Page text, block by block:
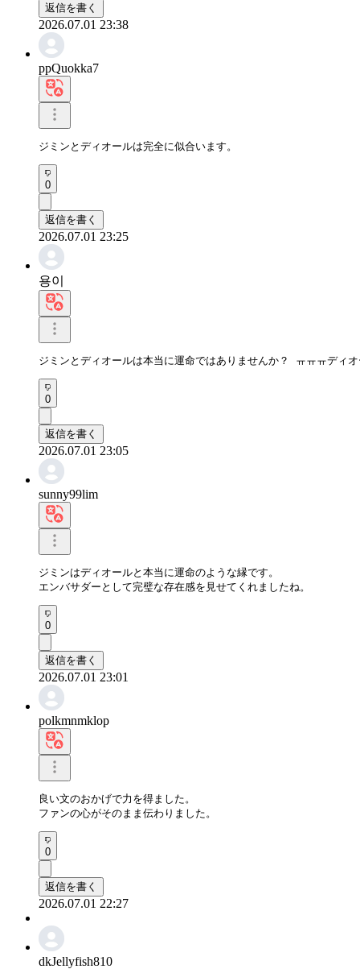
返信を書く
2026.07.01 23:38
ppQuokka7
ジミンとディオールは完全に似合います。
0
返信を書く
2026.07.01 23:25
용이
ジミンとディオールは本当に運命ではありませんか？ ㅠㅠㅠディ
0
返信を書く
2026.07.01 23:05
sunny99lim
ジミンはディオールと本当に運命のような縁です。
エンバサダーとして完璧な存在感を見せてくれましたね。
0
返信を書く
2026.07.01 23:01
polkmnmklop
良い文のおかげで力を得ました。
ファンの心がそのまま伝わりました。
0
返信を書く
2026.07.01 22:27
dkJellyfish810